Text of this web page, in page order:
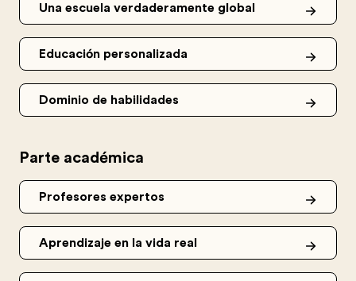
Una escuela verdaderamente global
Educación personalizada
Dominio de habilidades
Parte académica
Profesores expertos
Aprendizaje en la vida real